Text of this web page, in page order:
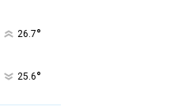
26.7°
25.6°